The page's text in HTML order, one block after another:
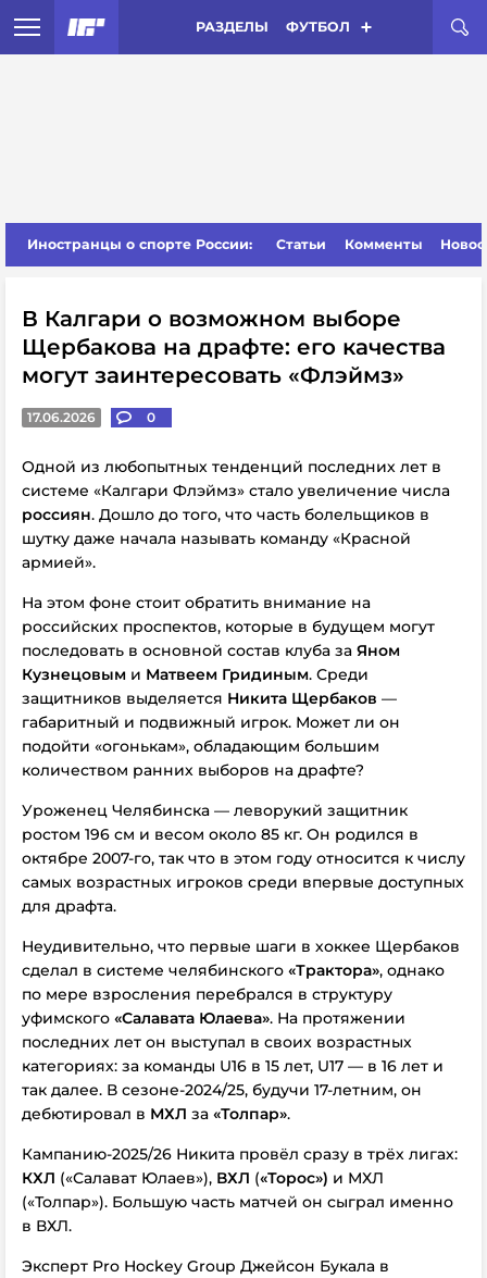
РАЗДЕЛЫ ФУТБОЛ
Иностранцы о спорте России: Статьи Комменты
В Калгари о возможном выборе
Щербакова на драфте: его качества
могут заинтересовать «Флэймз»
17.06.2026 0
Одной из любопытных тенденций последних лет в
системе «Калгари Флэймз» стало увеличение числа
россиян. Дошло до того, что часть болельщиков в
шутку даже начала называть команду «Красной
армией».
На этом фоне стоит обратить внимание на
российских проспектов, которые в будущем могут
последовать в основной состав клуба за Яном
Кузнецовым и Матвеем Гридиным. Среди
защитников выделяется Никита Щербаков —
габаритный и подвижный игрок. Может ли он
подойти «огонькам», обладающим большим
количеством ранних выборов на драфте?
Уроженец Челябинска — леворукий защитник
ростом 196 см и весом около 85 кг. Он родился в
октябре 2007-го, так что в этом году относится к числу
самых возрастных игроков среди впервые доступных
для драфта.
Неудивительно, что первые шаги в хоккее Щербаков
сделал в системе челябинского «Трактора», однако
по мере взросления перебрался в структуру
уфимского «Салавата Юлаева». На протяжении
последних лет он выступал в своих возрастных
категориях: за команды U16 в 15 лет, U17 — в 16 лет и
так далее. В сезоне-2024/25, будучи 17-летним, он
дебютировал в МХЛ за «Толпар».
Кампанию-2025/26 Никита провёл сразу в трёх лигах:
КХЛ («Салават Юлаев»), ВХЛ («Торос») и МХЛ
(«Толпар»). Большую часть матчей он сыграл именно
в ВХЛ.
Эксперт Pro Hockey Group Джейсон Букала в